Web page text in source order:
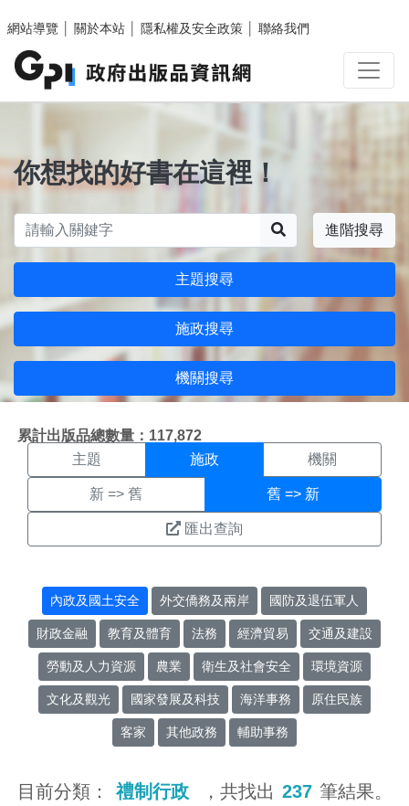
網站導覽
關於本站 隱私權及安全政策 聯絡我們
你想找的好書在這裡！
進階搜尋
主題搜尋
施政搜尋
機關搜尋
累計出版品總數量：117,872
施政搜尋結果頁面
主題 施政 機關
新 => 舊 舊 => 新
匯出查詢
內政及國土安全 外交僑務及兩岸 國防及退伍軍人
財政金融 教育及體育 法務 經濟貿易 交通及建設
勞動及人力資源 農業 衛生及社會安全 環境資源
文化及觀光 國家發展及科技 海洋事務 原住民族
客家 其他政務 輔助事務
目前分類： 禮制行政 ，共找出 237 筆結果。